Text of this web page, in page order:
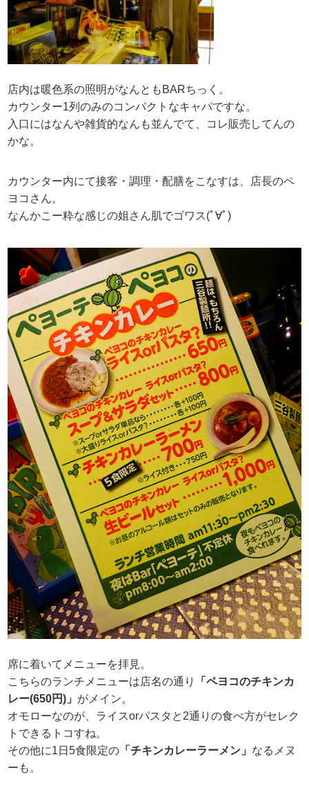
店内は暖色系の照明がなんともBARちっく。
カウンター1列のみのコンパクトなキャパですな。
入口にはなんや雑貨的なんも並んでて、コレ販売してんの
かな。
カウンター内にて接客・調理・配膳をこなすは、店長のペ
ヨコさん。
なんかこー粋な感じの姐さん肌でゴワス(ﾟ∀ﾟ)
席に着いてメニューを拝見。
こちらのランチメニューは店名の通り
「ペヨコのチキンカ
レー(650円)」 がメイン。
オモローなのが、ライスorパスタと2通りの食べ方がセレク
トできるトコすね。
その他に1日5食限定の 「チキンカレーラーメン」 なるメヌ
ーも。